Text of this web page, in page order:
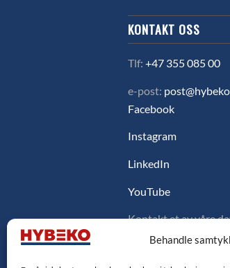
Behandle
KONTAKT OSS
Tlf:+47 355 085 00
e-post:
Facebook
Instagram
LinkedIn
YouTube
Kontakt et av våre
Sverige, Danmark